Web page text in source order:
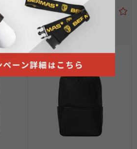
カートに入れる